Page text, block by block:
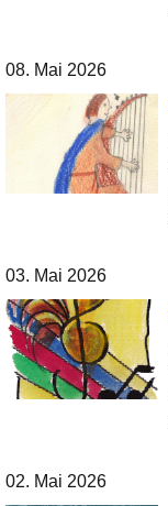
08. Mai 2026
03. Mai 2026
02. Mai 2026